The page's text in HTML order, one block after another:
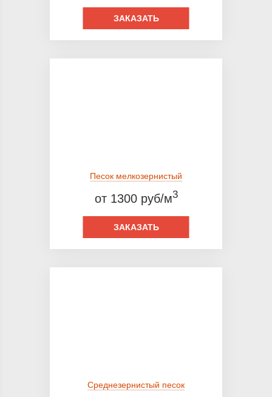
ЗАКАЗАТЬ
Песок мелкозернистый
от 1300 руб/м3
ЗАКАЗАТЬ
Среднезернистый песок